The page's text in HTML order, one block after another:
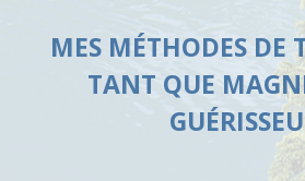
MES MÉTHODES DE
TANT QUE